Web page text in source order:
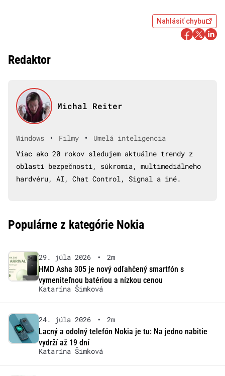
Nahlásiť chybu
Redaktor
Michal Reiter
Windows • Filmy •
Umelá inteligencia
Viac ako 20 rokov sledujem aktuálne trendy z
oblasti bezpečnosti, súkromia, multimediálneho
hardvéru, AI, Chat Control, Signal a iné.
Populárne z kategórie Nokia
29. júla 2026 •
2m
HMD Asha 305 je nový odľahčený smartfón s
vymeniteľnou batériou a nízkou cenou
Katarína Šimková
24. júla 2026 •
2m
Lacný a odolný telefón Nokia je tu: Na jedno nabitie
vydrží až 19 dní
Katarína Šimková